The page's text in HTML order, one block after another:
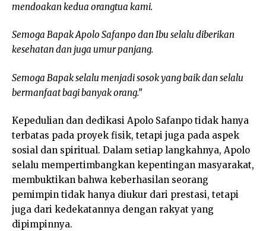
mendoakan kedua orangtua kami.
Semoga Bapak Apolo Safanpo dan Ibu selalu diberikan
kesehatan dan juga umur panjang.
Semoga Bapak selalu menjadi sosok yang baik dan selalu
bermanfaat bagi banyak orang.”
Kepedulian dan dedikasi Apolo Safanpo tidak hanya
terbatas pada proyek fisik, tetapi juga pada aspek
sosial dan spiritual. Dalam setiap langkahnya, Apolo
selalu mempertimbangkan kepentingan masyarakat,
membuktikan bahwa keberhasilan seorang
pemimpin tidak hanya diukur dari prestasi, tetapi
juga dari kedekatannya dengan rakyat yang
dipimpinnya.